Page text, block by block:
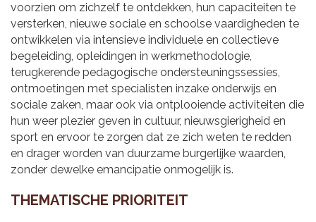
voorzien om zichzelf te ontdekken, hun capaciteiten te
versterken, nieuwe sociale en schoolse vaardigheden te
ontwikkelen via intensieve individuele en collectieve
begeleiding, opleidingen in werkmethodologie,
terugkerende pedagogische ondersteuningssessies,
ontmoetingen met specialisten inzake onderwijs en
sociale zaken, maar ook via ontplooiende activiteiten die
hun weer plezier geven in cultuur, nieuwsgierigheid en
sport en ervoor te zorgen dat ze zich weten te redden
en drager worden van duurzame burgerlijke waarden,
zonder dewelke emancipatie onmogelijk is.
THE­MA­TI­SCHE PRI­O­RI­TEIT